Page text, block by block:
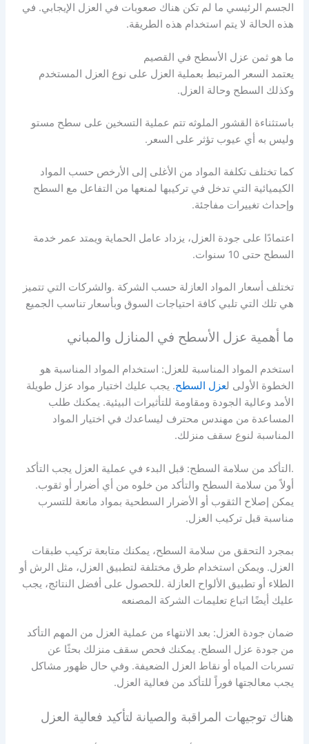
الجسم الرئيسي ما لم تكن هناك صعوبات في العزل الإيجابي. في
هذه الحالة لا يتم استخدام هذه الطريقة.
ما هو ثمن عزل الأسطح في القصيم
يعتمد السعر المرتبط بعملية العزل على نوع العزل المستخدم
وكذلك السطح وحالة العزل.
باستثناءة القشور الملوثه تتم عملية التسخين على سطح مستو
وليس به أي عيوب تؤثر على السعر.
كما تختلف تكلفة المواد من الأغلى إلى الأرخص حسب المواد
الكيميائية التي تدخل في تركيبها لمنعها من التفاعل مع السطح
وإحداث تغييرات مفاجئة.
اعتمادًا على جودة العزل، يزداد عامل الحماية ويمتد عمر خدمة
السطح حتى 10 سنوات.
تختلف أسعار المواد العازلة حسب الشركة .والشركات التي تتميز
هي تلك التي تلبي كافة احتياجات السوق وبأسعار تناسب الجميع
ما أهمية عزل الأسطح في المنازل والمباني
استخدم المواد المناسبة للعزل: استخدام المواد المناسبة هو
الخطوة الأولى لعزل السطح. يجب عليك اختيار مواد عزل طويلة
الأمد وعالية الجودة ومقاومة للتأثيرات البيئية. يمكنك طلب
المساعدة من مهندس محترف ليساعدك في اختيار المواد
المناسبة لنوع سقف منزلك.
.التأكد من سلامة السطح: قبل البدء في عملية العزل يجب التأكد
أولاً من سلامة السطح والتأكد من خلوه من أي أضرار أو ثقوب.
يمكن إصلاح الثقوب أو الأضرار السطحية بمواد مانعة للتسرب
مناسبة قبل تركيب العزل.
بمجرد التحقق من سلامة السطح، يمكنك متابعة تركيب طبقات
العزل. ويمكن استخدام طرق مختلفة لتطبيق العزل، مثل الرش أو
الطلاء أو تطبيق الألواح العازلة .للحصول على أفضل النتائج، يجب
عليك أيضًا اتباع تعليمات الشركة المصنعه
ضمان جودة العزل: بعد الانتهاء من عملية العزل من المهم التأكد
من جودة عزل السطح. يمكنك فحص سقف منزلك بحثًا عن
تسربات المياه أو نقاط العزل الضعيفة. وفي حال ظهور مشاكل
يجب معالجتها فوراً للتأكد من فعالية العزل.
هناك توجيهات المراقبة والصيانة لتأكيد فعالية العزل